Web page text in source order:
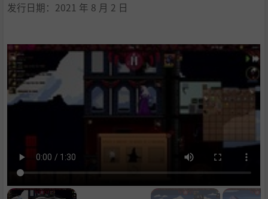
发行日期：2021 年 8 月 2 日